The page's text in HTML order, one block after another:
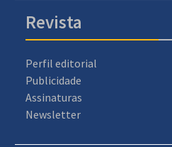
Revista
Perfil editorial
Publicidade
Assinaturas
Newsletter